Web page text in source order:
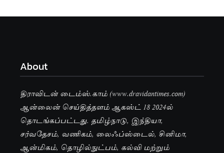
About
திராவிடன் டைம்ஸ்.காம் (www.dravidantimes.com)
ஆன்லைன் செய்தித்தளம் ஆகஸ்ட் 18 2024ல்
தொடங்கப்பட்டது. தமிழ்நாடு, இந்தியா,
சர்வதேசம், வணிகம், லைஃப்ஸ்டைல், சினிமா,
ஆன்மிகம், தொழில்நுட்பம், கல்வி மற்றும்